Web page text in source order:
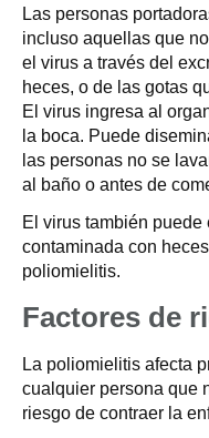
Las personas
incluso aquellas que
el virus a través del
heces, o de las gotas
El virus ingresa al
la boca. Puede
las personas no se
al baño o antes de
El virus también puede
contaminada con
poliomielitis.
Factores de
La poliomielitis afecta
cualquier persona que
riesgo de contraer la